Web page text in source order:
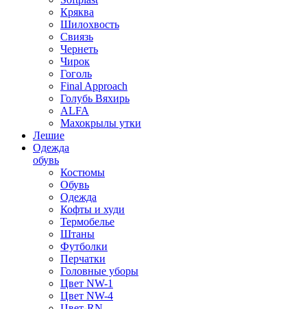
Кряква
Шилохвость
Свиязь
Чернеть
Чирок
Гоголь
Final Approach
Голубь Вяхирь
ALFA
Махокрылы утки
Лешие
Одежда
обувь
Костюмы
Обувь
Одежда
Кофты и худи
Термобелье
Штаны
Футболки
Перчатки
Головные уборы
Цвет NW-1
Цвет NW-4